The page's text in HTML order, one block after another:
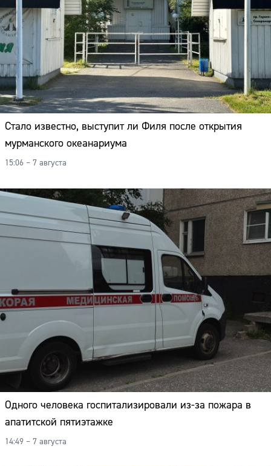
Стало известно, выступит ли Филя после открытия
мурманского океанариума
15:06 – 7 августа
Одного человека госпитализировали из-за пожара в
апатитской пятиэтажке
14:49 – 7 августа